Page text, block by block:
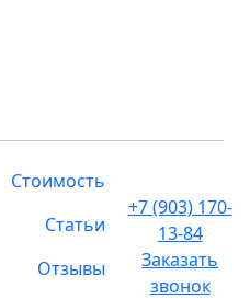
Стоимость
Статьи
Отзывы
+7 (903) 170-
13-84
Заказать
звонок